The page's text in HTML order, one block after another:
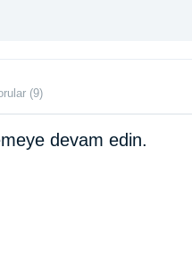
(9)
devam edin.